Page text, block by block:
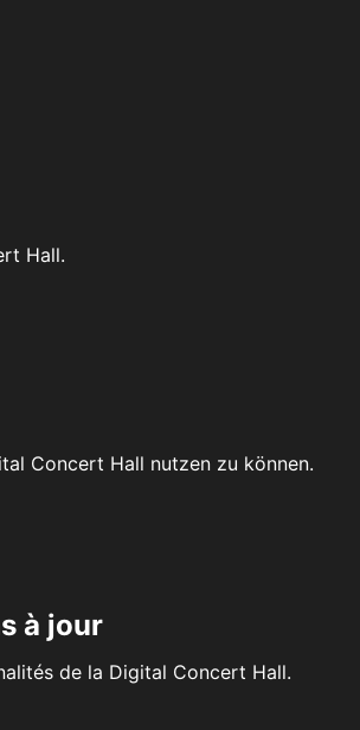
Hall.
Concert Hall nutzen zu können.
à jour
de la Digital Concert Hall.